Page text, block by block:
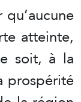
atteinte,
soit, à la
prospérité